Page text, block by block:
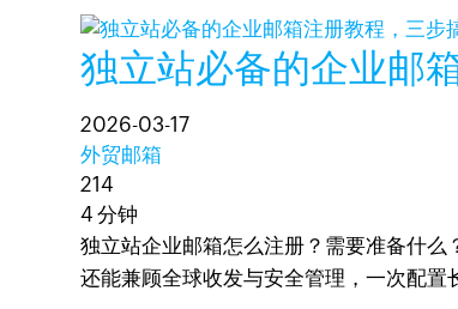
独立站必备的企业邮
2026-03-17
外贸邮箱
214
4 分钟
独立站企业邮箱怎么注册？需要准备什
还能兼顾全球收发与安全管理，一次配置